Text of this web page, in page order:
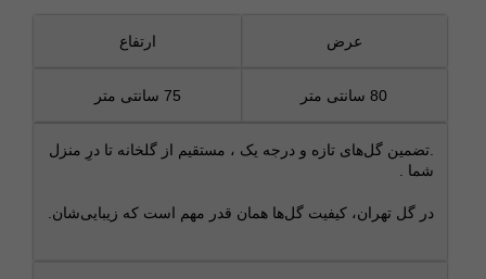
عرض ارتفاع
80 سانتی متر 75 سانتی متر
.تضمین گل‌های تازه و درجه‌ یک ، مستقیم از گلخانه تا درِ منزل
شما .
در گل تهران، کیفیت گل‌ها همان‌ قدر مهم است که زیبایی‌شان.